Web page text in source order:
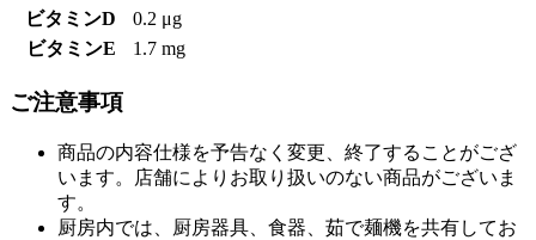
ビタミンD
0.2 μg
ビタミンE
1.7 mg
ご注意事項
商品の内容仕様を予告なく変更、終了することがござ
います。店舗によりお取り扱いのない商品がございま
す。
厨房内では、厨房器具、食器、茹で麺機を共有してお